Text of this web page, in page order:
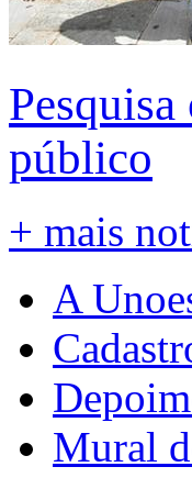
público
+ mais
A
Mural